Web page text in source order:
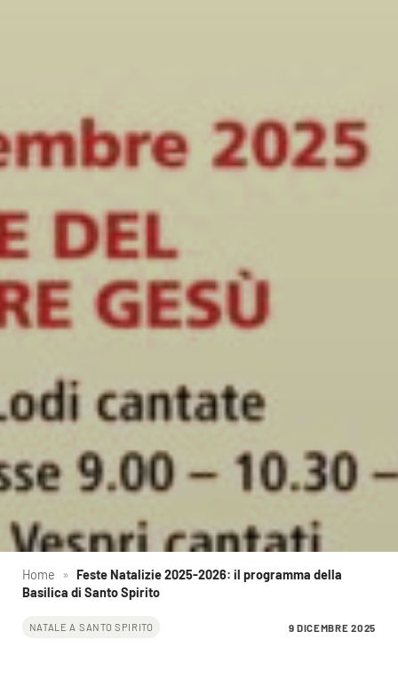
Home » Feste Natalizie 2025-2026: il programma della
Basilica di Santo Spirito
NATALE A SANTO SPIRITO 9 DICEMBRE 2025